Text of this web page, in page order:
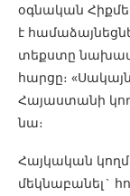
օգնական
է
տեքստը
հարցը։
Հայաստանի
նա։
Հայկական
մեկնաբանել`